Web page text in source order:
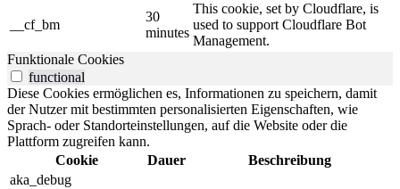
__cf_bm
30
minutes
This cookie, set by Cloudflare, is
used to support Cloudflare Bot
Management.
Funktionale Cookies
functional
Diese Cookies ermöglichen es, Informationen zu speichern, damit
der Nutzer mit bestimmten personalisierten Eigenschaften, wie
Sprach- oder Standorteinstellungen, auf die Website oder die
Plattform zugreifen kann.
Cookie
Dauer
Beschreibung
aka_debug